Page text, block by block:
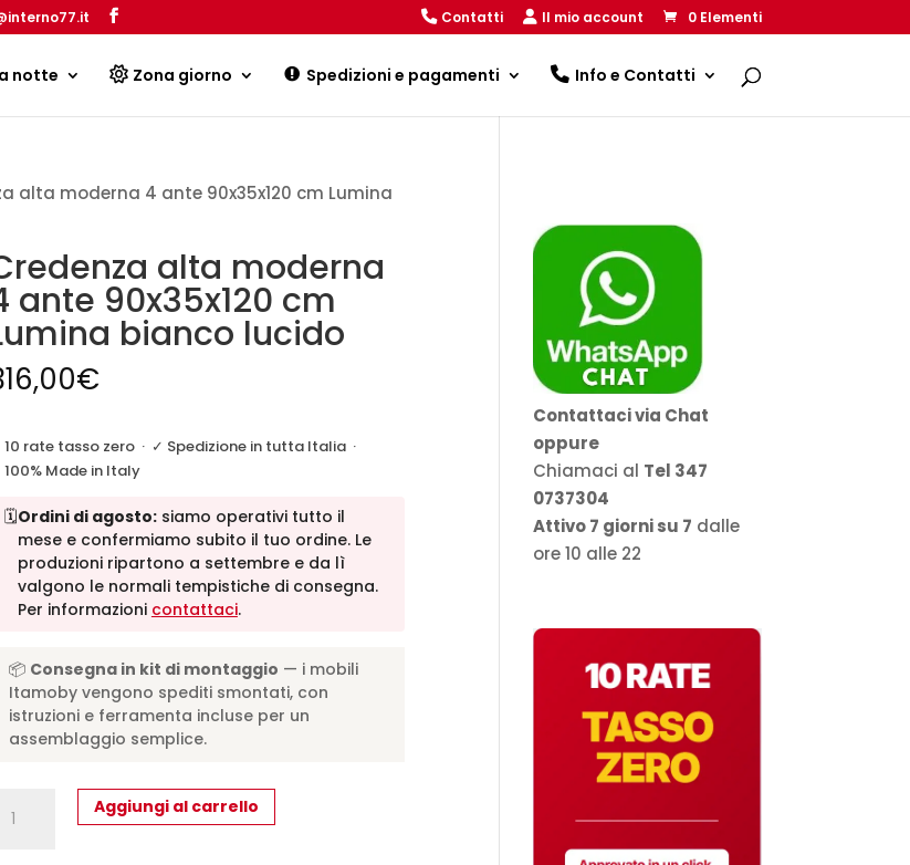
Contatti Il mio account 0 Elementi
notte Zona giorno Spedizioni e pagamenti Info e Contatti
Products
alta moderna 4 ante 90x35x120 cm Lumina
alta moderna
ante 90x35x120 cm
bianco lucido
€
10 rate tasso zero· ✓ Spedizione in tutta Italia·
100% Made in Italy
🗓️Ordini di agosto:siamo operativi tutto il
mese e confermiamo subito il tuo ordine. Le
produzioni ripartono a settembre e da lì
valgono le normali tempistiche di consegna.
Per informazioni contattaci.
📦 Consegna in kit di montaggio — i mobili
Itamoby vengono spediti smontati, con
istruzioni e ferramenta incluse per un
assemblaggio semplice.
alta
Aggiungi al carrello
Contattaci via Chat
oppure
Chiamaci al Tel 347
0737304
Attivo 7 giorni su 7 dalle
ore 10 alle 22